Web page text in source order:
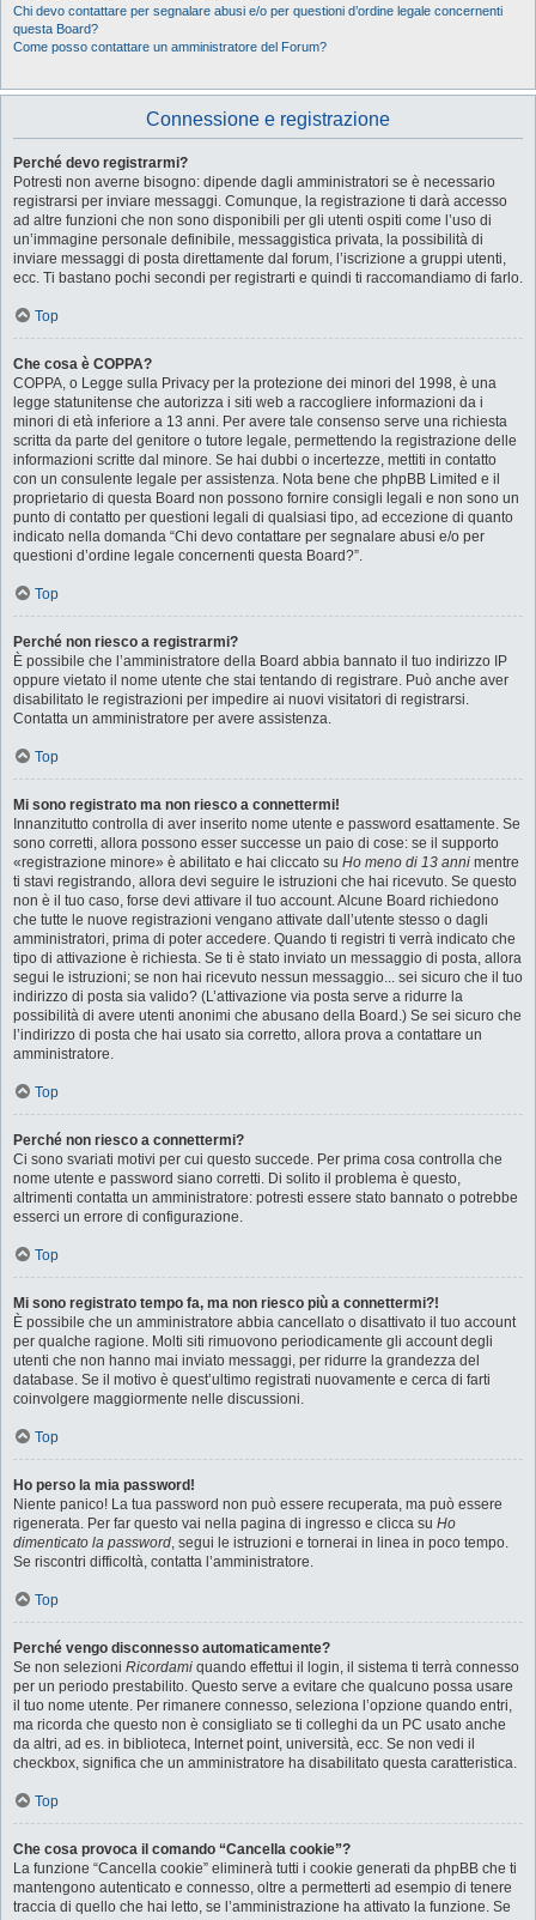
Chi devo contattare per segnalare abusi e/o per questioni d’ordine legale concernenti
questa Board?
Come posso contattare un amministratore del Forum?
Connessione e registrazione
Perché devo registrarmi?
Potresti non averne bisogno: dipende dagli amministratori se è necessario
registrarsi per inviare messaggi. Comunque, la registrazione ti darà accesso
ad altre funzioni che non sono disponibili per gli utenti ospiti come l’uso di
un’immagine personale definibile, messaggistica privata, la possibilità di
inviare messaggi di posta direttamente dal forum, l’iscrizione a gruppi utenti,
ecc. Ti bastano pochi secondi per registrarti e quindi ti raccomandiamo di farlo.
Top
Che cosa è COPPA?
COPPA, o Legge sulla Privacy per la protezione dei minori del 1998, è una
legge statunitense che autorizza i siti web a raccogliere informazioni da i
minori di età inferiore a 13 anni. Per avere tale consenso serve una richiesta
scritta da parte del genitore o tutore legale, permettendo la registrazione delle
informazioni scritte dal minore. Se hai dubbi o incertezze, mettiti in contatto
con un consulente legale per assistenza. Nota bene che phpBB Limited e il
proprietario di questa Board non possono fornire consigli legali e non sono un
punto di contatto per questioni legali di qualsiasi tipo, ad eccezione di quanto
indicato nella domanda “Chi devo contattare per segnalare abusi e/o per
questioni d’ordine legale concernenti questa Board?”.
Top
Perché non riesco a registrarmi?
È possibile che l’amministratore della Board abbia bannato il tuo indirizzo IP
oppure vietato il nome utente che stai tentando di registrare. Può anche aver
disabilitato le registrazioni per impedire ai nuovi visitatori di registrarsi.
Contatta un amministratore per avere assistenza.
Top
Mi sono registrato ma non riesco a connettermi!
Innanzitutto controlla di aver inserito nome utente e password esattamente. Se
sono corretti, allora possono esser successe un paio di cose: se il supporto
«registrazione minore» è abilitato e hai cliccato su Ho meno di 13 anni mentre
ti stavi registrando, allora devi seguire le istruzioni che hai ricevuto. Se questo
non è il tuo caso, forse devi attivare il tuo account. Alcune Board richiedono
che tutte le nuove registrazioni vengano attivate dall’utente stesso o dagli
amministratori, prima di poter accedere. Quando ti registri ti verrà indicato che
tipo di attivazione è richiesta. Se ti è stato inviato un messaggio di posta, allora
segui le istruzioni; se non hai ricevuto nessun messaggio... sei sicuro che il tuo
indirizzo di posta sia valido? (L’attivazione via posta serve a ridurre la
possibilità di avere utenti anonimi che abusano della Board.) Se sei sicuro che
l’indirizzo di posta che hai usato sia corretto, allora prova a contattare un
amministratore.
Top
Perché non riesco a connettermi?
Ci sono svariati motivi per cui questo succede. Per prima cosa controlla che
nome utente e password siano corretti. Di solito il problema è questo,
altrimenti contatta un amministratore: potresti essere stato bannato o potrebbe
esserci un errore di configurazione.
Top
Mi sono registrato tempo fa, ma non riesco più a connettermi?!
È possibile che un amministratore abbia cancellato o disattivato il tuo account
per qualche ragione. Molti siti rimuovono periodicamente gli account degli
utenti che non hanno mai inviato messaggi, per ridurre la grandezza del
database. Se il motivo è quest’ultimo registrati nuovamente e cerca di farti
coinvolgere maggiormente nelle discussioni.
Top
Ho perso la mia password!
Niente panico! La tua password non può essere recuperata, ma può essere
rigenerata. Per far questo vai nella pagina di ingresso e clicca su Ho
dimenticato la password, segui le istruzioni e tornerai in linea in poco tempo.
Se riscontri difficoltà, contatta l’amministratore.
Top
Perché vengo disconnesso automaticamente?
Se non selezioni Ricordami quando effettui il login, il sistema ti terrà connesso
per un periodo prestabilito. Questo serve a evitare che qualcuno possa usare
il tuo nome utente. Per rimanere connesso, seleziona l’opzione quando entri,
ma ricorda che questo non è consigliato se ti colleghi da un PC usato anche
da altri, ad es. in biblioteca, Internet point, università, ecc. Se non vedi il
checkbox, significa che un amministratore ha disabilitato questa caratteristica.
Top
Che cosa provoca il comando “Cancella cookie”?
La funzione “Cancella cookie” eliminerà tutti i cookie generati da phpBB che ti
mantengono autenticato e connesso, oltre a permetterti ad esempio di tenere
traccia di quello che hai letto, se l’amministrazione ha attivato la funzione. Se